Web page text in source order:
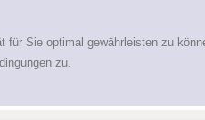
für Sie optimal gewährleisten zu
zu.